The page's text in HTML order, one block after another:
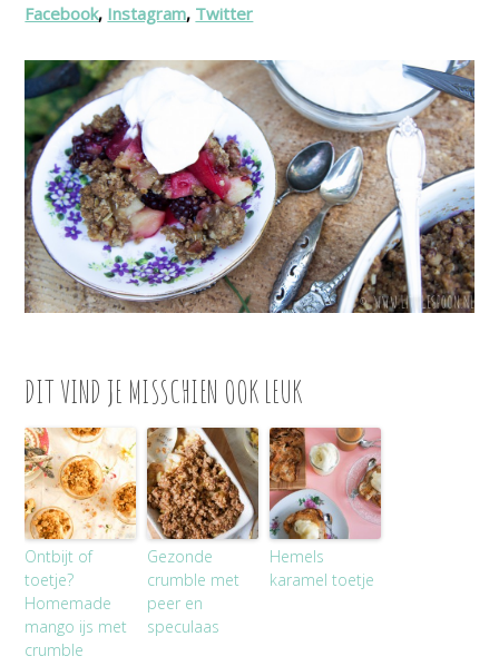
Facebook, Instagram, Twitter
DIT VIND JE MISSCHIEN OOK LEUK
Ontbijt of
toetje?
Homemade
mango ijs met
crumble
Gezonde
crumble met
peer en
speculaas
Hemels
karamel toetje